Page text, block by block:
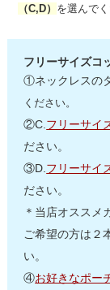
（C,D） を選んでく
フリーサイズコ
①ネックレスの
ください。
②C. フリーサイ
ださい。
③D. フリーサイ
ださい。
＊当店オススメ
ご希望の方は２
い。
④お好きなポー